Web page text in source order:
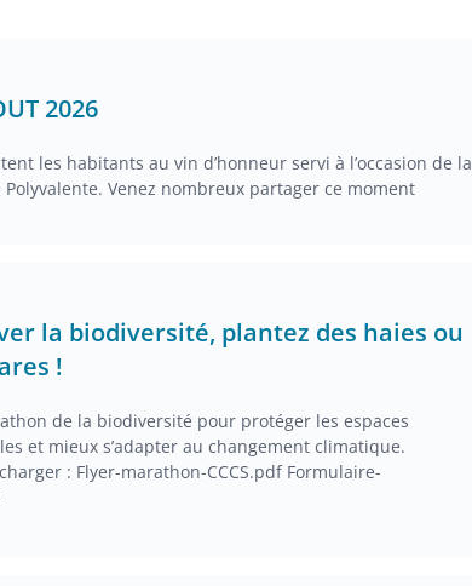
2026
les habitants au vin d’honneur servi à l’occasion de la
Polyvalente. Venez nombreux partager ce moment
la biodiversité, plantez des haies ou
!
de la biodiversité pour protéger les espaces
et mieux s’adapter au changement climatique.
: Flyer-marathon-CCCS.pdf Formulaire-